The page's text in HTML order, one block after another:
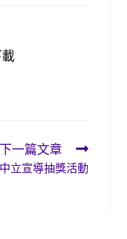
下一篇文章
立宣導抽獎活動